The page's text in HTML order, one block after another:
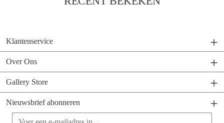
Klantenservice
Over Ons
Gallery Store
Nieuwsbrief abonneren
E-mailadres*